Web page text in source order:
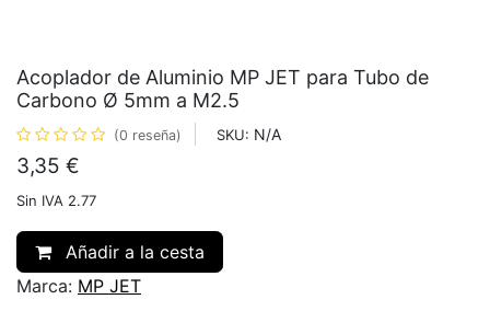
Acoplador de Aluminio MP JET para Tubo de
Carbono Ø 5mm a M2.5
(0 reseña) SKU: N/A
3,35 €
Sin IVA 2.77
Añadir a la cesta
Marca: MP JET